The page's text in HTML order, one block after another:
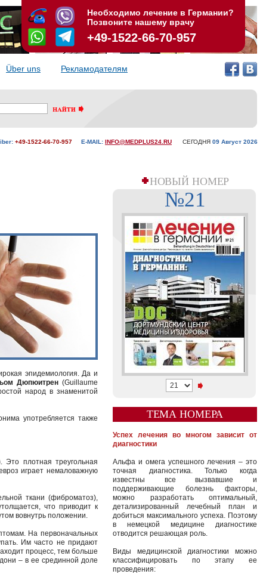
Über uns Рекламодателям
+49-1522-66-70-957 E-MAIL: INFO@MEDPLUS24.RU СЕГОДНЯ 09 Aвгуст 2026
эпидемиология. Да и
Дюпюитрен(Guillaume
народ в знаменитой
употребляется также
плотная треугольная
играет немаловажную
ткани (фиброматоз),
что приводит к
вовнутрь положении.
На первоначальных
Им часто не придают
процесс, тем больше
– в ее срединной доле
НОВЫЙ НОМЕР
№21
ТЕМА НОМЕРА
Успех лечения во многом зависит от
диагностики
Альфа и омега успешного лечения – это
точная диагностика. Только когда
известны все вызвавшие и
поддерживающие болезнь факторы,
можно разработать оптимальный,
детализированный лечебный план и
добиться максимального успеха. Поэтому
в немецкой медицине диагностике
отводится решающая роль.
Виды медицинской диагностики можно
классифицировать по этапу ее
проведения:
Необходимо лечение в Германии?
Позвоните нашему врачу
+49-1522-66-70-957